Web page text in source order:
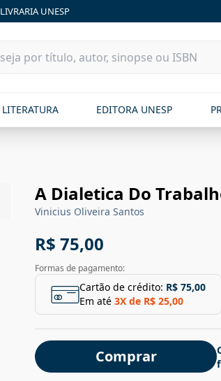
LIVRARIA UNESP
LITERATURA EDITORA UNESP
A Dialetica Do
Vinicius Oliveira Santos
R$ 75,00
Formas de pagamento:
Cartão de crédito: R$ 75,00
Em até 3X de R$ 25,00
Comprar